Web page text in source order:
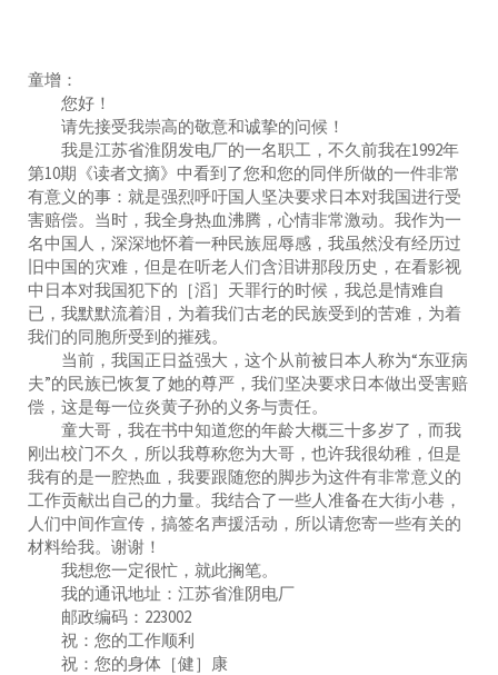
童增：
您好！
请先接受我崇高的敬意和诚挚的问候！
我是江苏省淮阴发电厂的一名职工，不久前我在1992年
第10期《读者文摘》中看到了您和您的同伴所做的一件非常
有意义的事：就是强烈呼吁国人坚决要求日本对我国进行受
害赔偿。当时，我全身热血沸腾，心情非常激动。我作为一
名中国人，深深地怀着一种民族屈辱感，我虽然没有经历过
旧中国的灾难，但是在听老人们含泪讲那段历史，在看影视
中日本对我国犯下的［滔］天罪行的时候，我总是情难自
已，我默默流着泪，为着我们古老的民族受到的苦难，为着
我们的同胞所受到的摧残。
当前，我国正日益强大，这个从前被日本人称为“东亚病
夫”的民族已恢复了她的尊严，我们坚决要求日本做出受害赔
偿，这是每一位炎黄子孙的义务与责任。
童大哥，我在书中知道您的年龄大概三十多岁了，而我
刚出校门不久，所以我尊称您为大哥，也许我很幼稚，但是
我有的是一腔热血，我要跟随您的脚步为这件有非常意义的
工作贡献出自己的力量。我结合了一些人准备在大街小巷，
人们中间作宣传，搞签名声援活动，所以请您寄一些有关的
材料给我。谢谢！
我想您一定很忙，就此搁笔。
我的通讯地址：江苏省淮阴电厂
邮政编码：223002
祝：您的工作顺利
祝：您的身体［健］康